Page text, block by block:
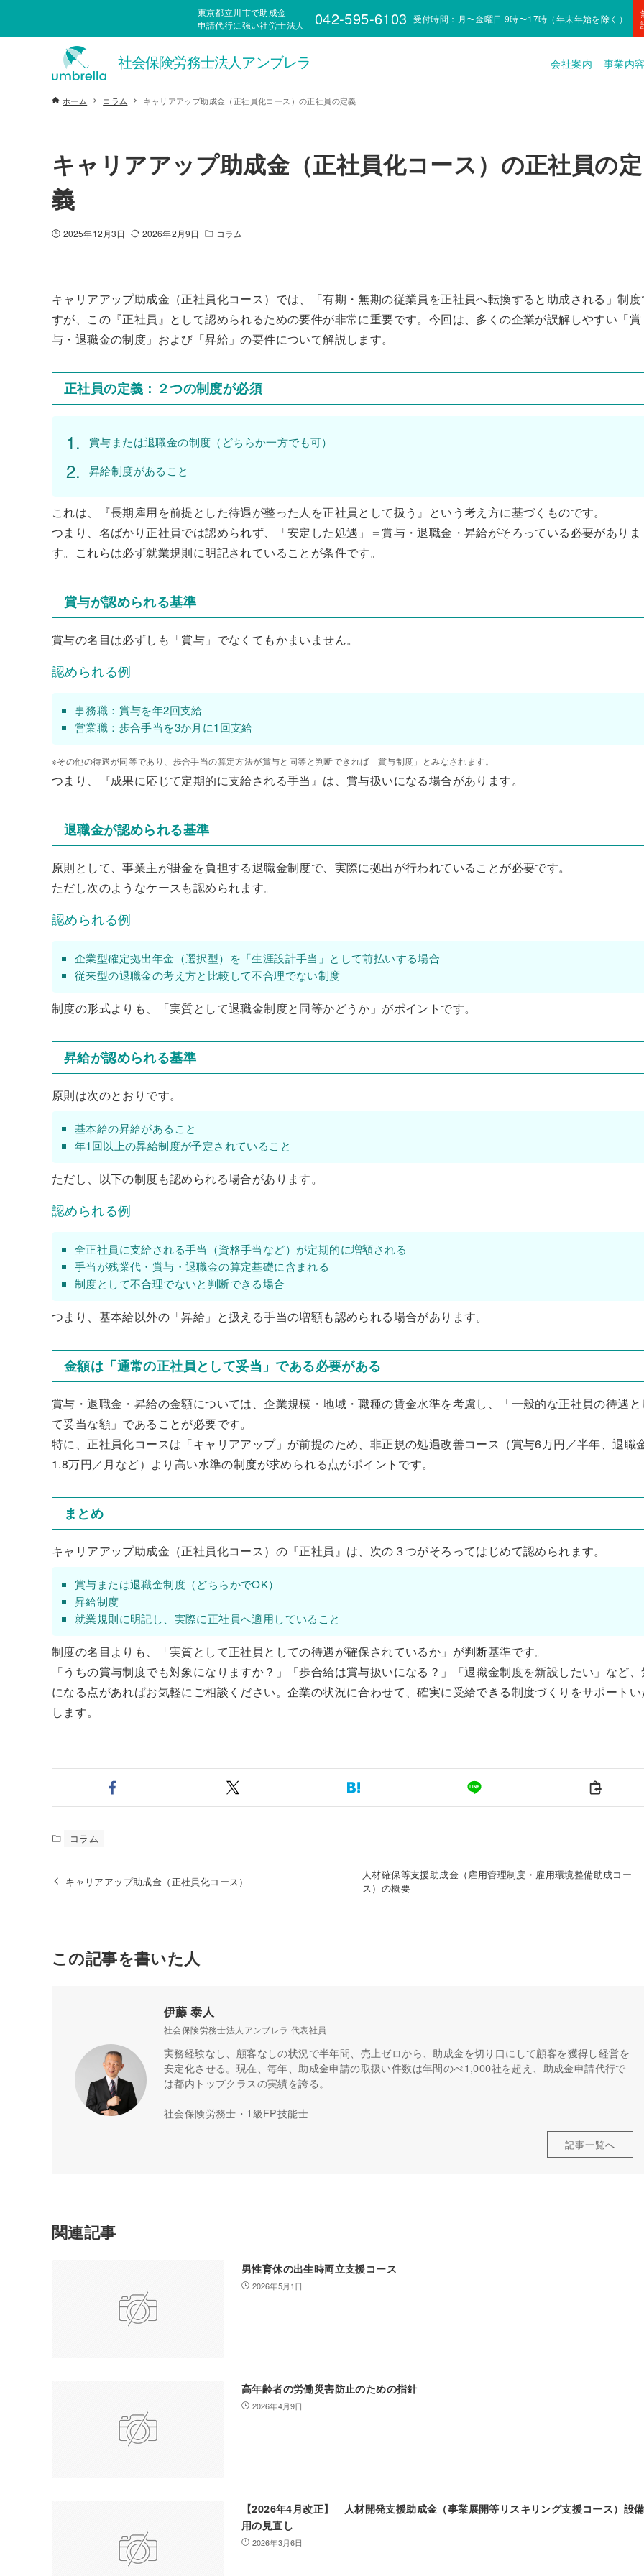
東京都立川市で助成金
申請代行に強い社労士法人
042-595-6103 受付時間：月〜金曜日 9時〜17時（年末年始を除く）
会社案内 事業内
ホーム コラム キャリアアップ助成金（正社員化コース）の正社員の定義
キャリアアップ助成金（正社員化コース）の正社員の定
義
2025年12月3日 2026年2月9日 コラム
キャリアアップ助成金（正社員化コース）では、「有期・無期の従業員を正社員へ転換すると助成される」制
すが、この『正社員』として認められるための要件が非常に重要です。今回は、多くの企業が誤解しやすい「賞
与・退職金の制度」および「昇給」の要件について解説します。
正社員の定義：２つの制度が必須
賞与または退職金の制度（どちらか一方でも可）
昇給制度があること
これは、『長期雇用を前提とした待遇が整った人を正社員として扱う』という考え方に基づくものです。
つまり、名ばかり正社員では認められず、「安定した処遇」＝賞与・退職金・昇給がそろっている必要がありま
す。これらは必ず就業規則に明記されていることが条件です。
賞与が認められる基準
賞与の名目は必ずしも「賞与」でなくてもかまいません。
認められる例
事務職：賞与を年2回支給
営業職：歩合手当を3か月に1回支給
※その他の待遇が同等であり、歩合手当の算定方法が賞与と同等と判断できれば「賞与制度」とみなされます。
つまり、『成果に応じて定期的に支給される手当』は、賞与扱いになる場合があります。
退職金が認められる基準
原則として、事業主が掛金を負担する退職金制度で、実際に拠出が行われていることが必要です。
ただし次のようなケースも認められます。
認められる例
企業型確定拠出年金（選択型）を「生涯設計手当」として前払いする場合
従来型の退職金の考え方と比較して不合理でない制度
制度の形式よりも、「実質として退職金制度と同等かどうか」がポイントです。
昇給が認められる基準
原則は次のとおりです。
基本給の昇給があること
年1回以上の昇給制度が予定されていること
ただし、以下の制度も認められる場合があります。
認められる例
全正社員に支給される手当（資格手当など）が定期的に増額される
手当が残業代・賞与・退職金の算定基礎に含まれる
制度として不合理でないと判断できる場合
つまり、基本給以外の「昇給」と扱える手当の増額も認められる場合があります。
金額は「通常の正社員として妥当」である必要がある
賞与・退職金・昇給の金額については、企業規模・地域・職種の賃金水準を考慮し、「一般的な正社員の待遇
て妥当な額」であることが必要です。
特に、正社員化コースは「キャリアアップ」が前提のため、非正規の処遇改善コース（賞与6万円／半年、退職
1.8万円／月など）より高い水準の制度が求められる点がポイントです。
まとめ
キャリアアップ助成金（正社員化コース）の『正社員』は、次の３つがそろってはじめて認められます。
賞与または退職金制度（どちらかでOK）
昇給制度
就業規則に明記し、実際に正社員へ適用していること
制度の名目よりも、「実質として正社員としての待遇が確保されているか」が判断基準です。
「うちの賞与制度でも対象になりますか？」「歩合給は賞与扱いになる？」「退職金制度を新設したい」など
になる点があればお気軽にご相談ください。企業の状況に合わせて、確実に受給できる制度づくりをサポート
します。
コラム
キャリアアップ助成金（正社員化コース）
人材確保等支援助成金（雇用管理制度・雇用環境整備助成コー
ス）の概要
この記事を書いた人
伊藤 泰人
社会保険労務士法人アンブレラ 代表社員
実務経験なし、顧客なしの状況で半年間、売上ゼロから、助成金を切り口にして顧客を獲得し経営を
安定化させる。現在、毎年、助成金申請の取扱い件数は年間のべ1,000社を超え、助成金申請代行で
は都内トップクラスの実績を誇る。
社会保険労務士・1級FP技能士
記事一覧へ
関連記事
男性育休の出生時両立支援コース
2026年5月1日
高年齢者の労働災害防止のための指針
2026年4月9日
【2026年4月改正】 人材開発支援助成金（事業展開等リスキリング支援コース）設
用の見直し
2026年3月6日